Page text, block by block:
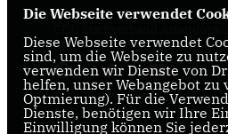
Die Webseite verwendet
Diese Webseite verwendet
sind, um die Webseite zu
verwenden wir Dienste von
helfen, unser Webangebot zu
Optmierung). Für die
Dienste, benötigen wir Ihre
Einwilligung können Sie